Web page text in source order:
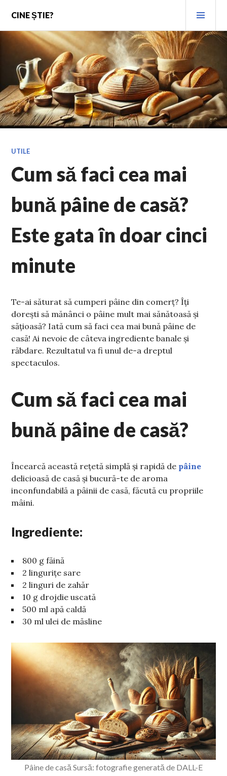
content
CINE ȘTIE?
UTILE
Cum să faci cea mai
bună pâine de casă?
Este gata în doar cinci
minute
Te-ai săturat să cumperi pâine din comerț? Îți
dorești să mănânci o pâine mult mai sănătoasă și
sățioasă? Iată cum să faci cea mai bună pâine de
casă! Ai nevoie de câteva ingrediente banale și
răbdare. Rezultatul va fi unul de-a dreptul
spectaculos.
Cum să faci cea mai
bună pâine de casă?
Încearcă această rețetă simplă și rapidă de pâine
delicioasă de casă și bucură-te de aroma
inconfundabilă a pâinii de casă, făcută cu propriile
mâini.
Ingrediente:
800 g făină
2 lingurițe sare
2 linguri de zahăr
10 g drojdie uscată
500 ml apă caldă
30 ml ulei de măsline
Pâine de casă Sursă: fotografie generată de DALL-E